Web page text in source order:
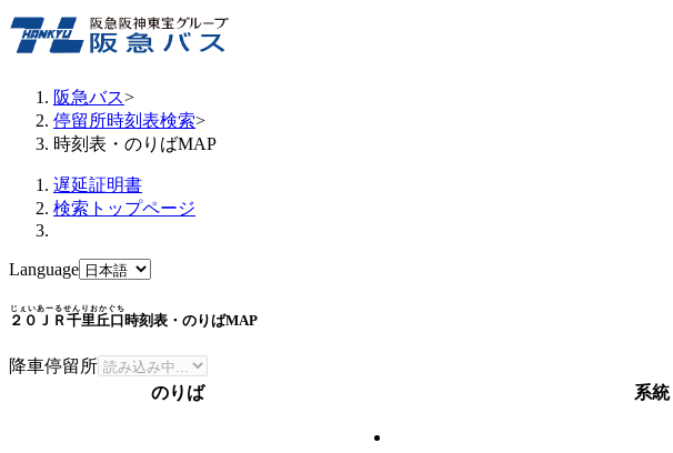
阪急バス>
停留所時刻表検索>
時刻表・のりばMAP
遅延証明書
検索トップページ
Language
２０ＪＲ千里丘口
じぇいあーるせんりおかぐち
時刻表・のりばMAP
降車停留所
のりば
系